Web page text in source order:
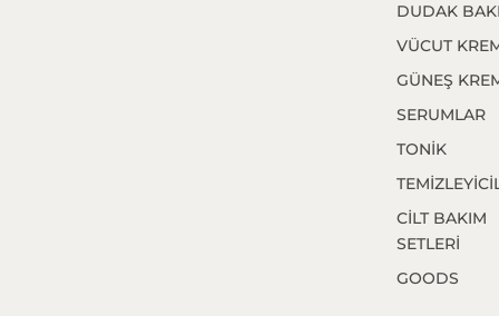
DUDAK
VÜCUT
GÜNEŞ
SERUMLAR
TONİK
CİLT BAKIM
SETLERİ
GOODS